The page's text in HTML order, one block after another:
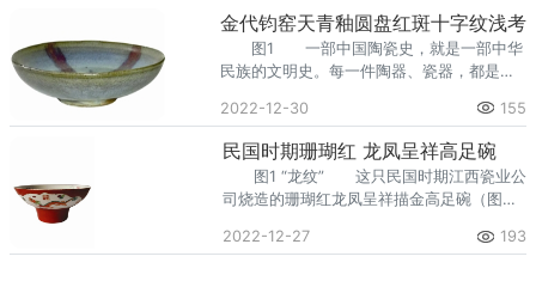
包容的社会，现代人对于美的追求和倾慕，
往往会更加张扬...
金代钧窑天青釉圆盘红斑十字纹浅考
图1 一部中国陶瓷史，就是一部中华
民族的文明史。每一件陶器、瓷器，都是它
等各种文化的浓缩体。钧瓷，在我国历史上
曾经扮演过基督教文化传播者的重要角色，
推动了基督教...
2022-12-30 155
民国时期珊瑚红 龙凤呈祥高足碗
图1 “龙纹” 这只民国时期江西瓷业公
司烧造的珊瑚红龙凤呈祥描金高足碗（图
壁以珊瑚红为地，绘有两个描金边儿的开
2022-12-27 193